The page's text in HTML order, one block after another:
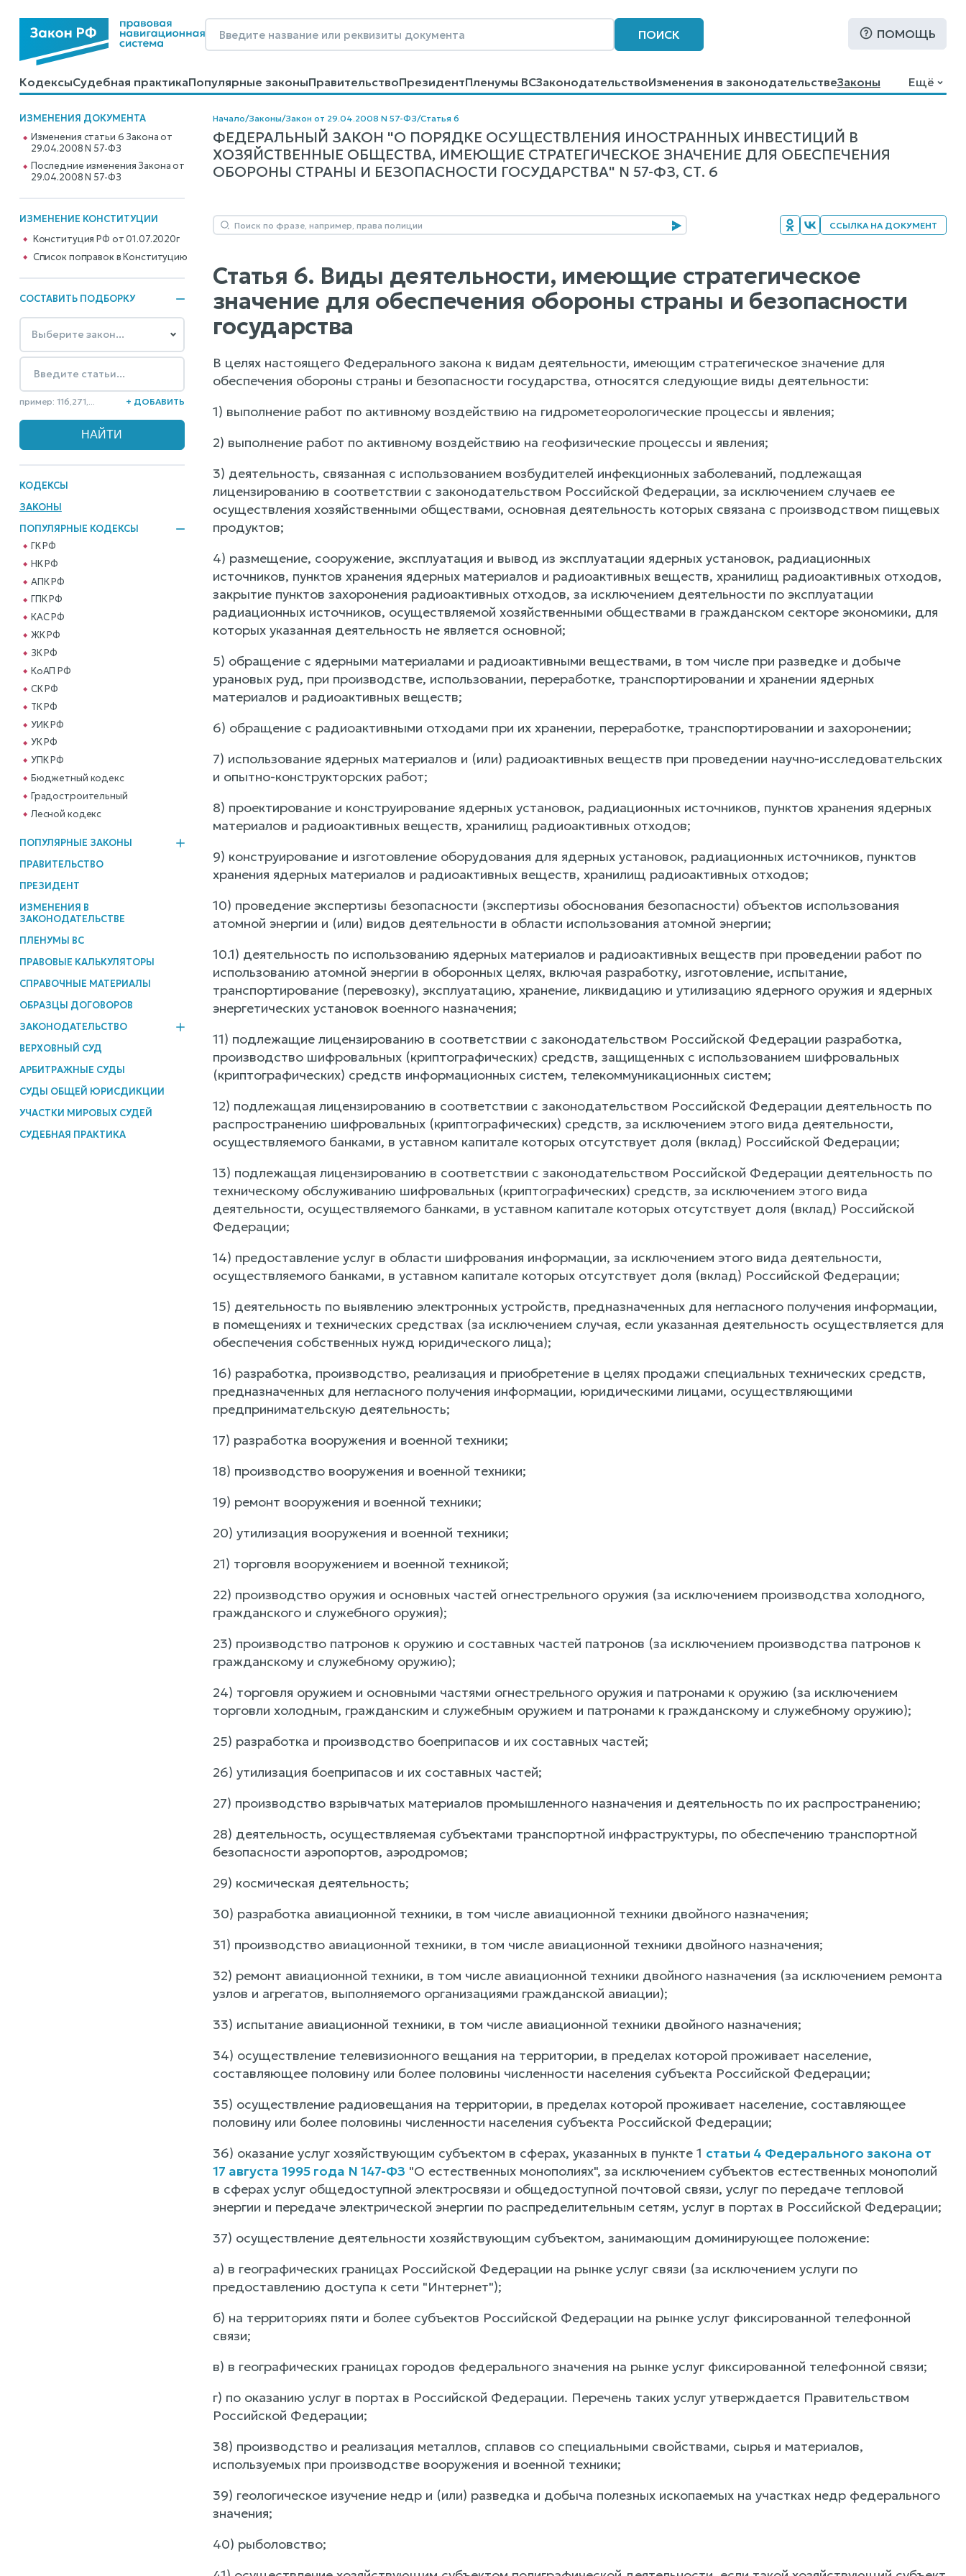
ПОИСК ПОМОЩЬ
КодексыСудебная практикаПопулярные законыПравительствоПрезидентПленумы ВСЗаконодательствоИзменения в законодательствеЗаконы
КалькуляторыСправочные материалыОбразцы договоровКонтактыПомощьПоиск
Ещё
ИЗМЕНЕНИЯ ДОКУМЕНТА
Изменения статьи 6 Закона от
29.04.2008 N 57-ФЗ
Последние изменения Закона от
29.04.2008 N 57-ФЗ
ИЗМЕНЕНИЕ КОНСТИТУЦИИ
Конституция РФ от 01.07.2020г
Cписок поправок в Конституцию
СОСТАВИТЬ ПОДБОРКУ
пример: 116,271,... + ДОБАВИТЬ
КОДЕКСЫ
ЗАКОНЫ
ПОПУЛЯРНЫЕ КОДЕКСЫ
ГК РФ
НК РФ
АПК РФ
ГПК РФ
КАС РФ
ЖК РФ
ЗК РФ
КоАП РФ
СК РФ
ТК РФ
УИК РФ
УК РФ
УПК РФ
Бюджетный кодекс
Градостроительный
Лесной кодекс
ПОПУЛЯРНЫЕ ЗАКОНЫ
ПРАВИТЕЛЬСТВО
ПРЕЗИДЕНТ
ИЗМЕНЕНИЯ В
ЗАКОНОДАТЕЛЬСТВЕ
ПЛЕНУМЫ ВС
ПРАВОВЫЕ КАЛЬКУЛЯТОРЫ
СПРАВОЧНЫЕ МАТЕРИАЛЫ
ОБРАЗЦЫ ДОГОВОРОВ
ЗАКОНОДАТЕЛЬСТВО
ВЕРХОВНЫЙ СУД
АРБИТРАЖНЫЕ СУДЫ
СУДЫ ОБЩЕЙ ЮРИСДИКЦИИ
УЧАСТКИ МИРОВЫХ СУДЕЙ
СУДЕБНАЯ ПРАКТИКА
Начало/Законы/Закон от 29.04.2008 N 57-ФЗ/Статья 6
ФЕДЕРАЛЬНЫЙ ЗАКОН "О ПОРЯДКЕ ОСУЩЕСТВЛЕНИЯ ИНОСТРАННЫХ ИНВЕСТИЦИЙ В
ХОЗЯЙСТВЕННЫЕ ОБЩЕСТВА, ИМЕЮЩИЕ СТРАТЕГИЧЕСКОЕ ЗНАЧЕНИЕ ДЛЯ ОБЕСПЕЧЕНИЯ
ОБОРОНЫ СТРАНЫ И БЕЗОПАСНОСТИ ГОСУДАРСТВА" N 57-ФЗ, СТ. 6
ССЫЛКА НА ДОКУМЕНТ
Статья 6. Виды деятельности, имеющие стратегическое
значение для обеспечения обороны страны и безопасности
государства
В целях настоящего Федерального закона к видам деятельности, имеющим стратегическое значение для
обеспечения обороны страны и безопасности государства, относятся следующие виды деятельности:
1) выполнение работ по активному воздействию на гидрометеорологические процессы и явления;
2) выполнение работ по активному воздействию на геофизические процессы и явления;
3) деятельность, связанная с использованием возбудителей инфекционных заболеваний, подлежащая
лицензированию в соответствии с законодательством Российской Федерации, за исключением случаев ее
осуществления хозяйственными обществами, основная деятельность которых связана с производством пищевых
продуктов;
4) размещение, сооружение, эксплуатация и вывод из эксплуатации ядерных установок, радиационных
источников, пунктов хранения ядерных материалов и радиоактивных веществ, хранилищ радиоактивных отходов,
закрытие пунктов захоронения радиоактивных отходов, за исключением деятельности по эксплуатации
радиационных источников, осуществляемой хозяйственными обществами в гражданском секторе экономики, для
которых указанная деятельность не является основной;
5) обращение с ядерными материалами и радиоактивными веществами, в том числе при разведке и добыче
урановых руд, при производстве, использовании, переработке, транспортировании и хранении ядерных
материалов и радиоактивных веществ;
6) обращение с радиоактивными отходами при их хранении, переработке, транспортировании и захоронении;
7) использование ядерных материалов и (или) радиоактивных веществ при проведении научно-исследовательских
и опытно-конструкторских работ;
8) проектирование и конструирование ядерных установок, радиационных источников, пунктов хранения ядерных
материалов и радиоактивных веществ, хранилищ радиоактивных отходов;
9) конструирование и изготовление оборудования для ядерных установок, радиационных источников, пунктов
хранения ядерных материалов и радиоактивных веществ, хранилищ радиоактивных отходов;
10) проведение экспертизы безопасности (экспертизы обоснования безопасности) объектов использования
атомной энергии и (или) видов деятельности в области использования атомной энергии;
10.1) деятельность по использованию ядерных материалов и радиоактивных веществ при проведении работ по
использованию атомной энергии в оборонных целях, включая разработку, изготовление, испытание,
транспортирование (перевозку), эксплуатацию, хранение, ликвидацию и утилизацию ядерного оружия и ядерных
энергетических установок военного назначения;
11) подлежащие лицензированию в соответствии с законодательством Российской Федерации разработка,
производство шифровальных (криптографических) средств, защищенных с использованием шифровальных
(криптографических) средств информационных систем, телекоммуникационных систем;
12) подлежащая лицензированию в соответствии с законодательством Российской Федерации деятельность по
распространению шифровальных (криптографических) средств, за исключением этого вида деятельности,
осуществляемого банками, в уставном капитале которых отсутствует доля (вклад) Российской Федерации;
13) подлежащая лицензированию в соответствии с законодательством Российской Федерации деятельность по
техническому обслуживанию шифровальных (криптографических) средств, за исключением этого вида
деятельности, осуществляемого банками, в уставном капитале которых отсутствует доля (вклад) Российской
Федерации;
14) предоставление услуг в области шифрования информации, за исключением этого вида деятельности,
осуществляемого банками, в уставном капитале которых отсутствует доля (вклад) Российской Федерации;
15) деятельность по выявлению электронных устройств, предназначенных для негласного получения информации,
в помещениях и технических средствах (за исключением случая, если указанная деятельность осуществляется для
обеспечения собственных нужд юридического лица);
16) разработка, производство, реализация и приобретение в целях продажи специальных технических средств,
предназначенных для негласного получения информации, юридическими лицами, осуществляющими
предпринимательскую деятельность;
17) разработка вооружения и военной техники;
18) производство вооружения и военной техники;
19) ремонт вооружения и военной техники;
20) утилизация вооружения и военной техники;
21) торговля вооружением и военной техникой;
22) производство оружия и основных частей огнестрельного оружия (за исключением производства холодного,
гражданского и служебного оружия);
23) производство патронов к оружию и составных частей патронов (за исключением производства патронов к
гражданскому и служебному оружию);
24) торговля оружием и основными частями огнестрельного оружия и патронами к оружию (за исключением
торговли холодным, гражданским и служебным оружием и патронами к гражданскому и служебному оружию);
25) разработка и производство боеприпасов и их составных частей;
26) утилизация боеприпасов и их составных частей;
27) производство взрывчатых материалов промышленного назначения и деятельность по их распространению;
28) деятельность, осуществляемая субъектами транспортной инфраструктуры, по обеспечению транспортной
безопасности аэропортов, аэродромов;
29) космическая деятельность;
30) разработка авиационной техники, в том числе авиационной техники двойного назначения;
31) производство авиационной техники, в том числе авиационной техники двойного назначения;
32) ремонт авиационной техники, в том числе авиационной техники двойного назначения (за исключением ремонта
узлов и агрегатов, выполняемого организациями гражданской авиации);
33) испытание авиационной техники, в том числе авиационной техники двойного назначения;
34) осуществление телевизионного вещания на территории, в пределах которой проживает население,
составляющее половину или более половины численности населения субъекта Российской Федерации;
35) осуществление радиовещания на территории, в пределах которой проживает население, составляющее
половину или более половины численности населения субъекта Российской Федерации;
36) оказание услуг хозяйствующим субъектом в сферах, указанных в пункте 1 статьи 4 Федерального закона от
17 августа 1995 года N 147-ФЗ "О естественных монополиях", за исключением субъектов естественных монополий
в сферах услуг общедоступной электросвязи и общедоступной почтовой связи, услуг по передаче тепловой
энергии и передаче электрической энергии по распределительным сетям, услуг в портах в Российской Федерации;
37) осуществление деятельности хозяйствующим субъектом, занимающим доминирующее положение:
а) в географических границах Российской Федерации на рынке услуг связи (за исключением услуги по
предоставлению доступа к сети "Интернет");
б) на территориях пяти и более субъектов Российской Федерации на рынке услуг фиксированной телефонной
связи;
в) в географических границах городов федерального значения на рынке услуг фиксированной телефонной связи;
г) по оказанию услуг в портах в Российской Федерации. Перечень таких услуг утверждается Правительством
Российской Федерации;
38) производство и реализация металлов, сплавов со специальными свойствами, сырья и материалов,
используемых при производстве вооружения и военной техники;
39) геологическое изучение недр и (или) разведка и добыча полезных ископаемых на участках недр федерального
значения;
40) рыболовство;